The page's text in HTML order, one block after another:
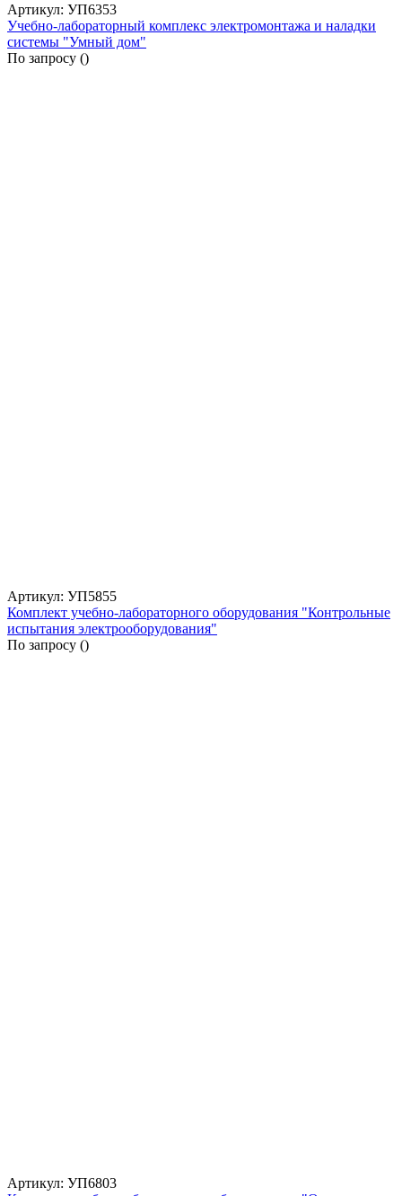
Артикул: УП6353
Учебно-лабораторный комплекс электромонтажа и наладки
системы "Умный дом"
По запросу ()
Артикул: УП5855
Комплект учебно-лабораторного оборудования "Контрольные
испытания электрооборудования"
По запросу ()
Артикул: УП6803